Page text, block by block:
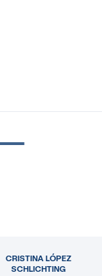
CRISTINA LÓPEZ
SCHLICHTING